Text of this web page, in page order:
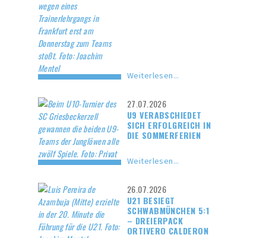
Weiterlesen...
27.07.2026
U9 VERABSCHIEDET
SICH ERFOLGREICH IN
DIE SOMMERFERIEN
Weiterlesen...
26.07.2026
U21 BESIEGT
SCHWABMÜNCHEN 5:1
– DREIERPACK
ORTIVERO CALDERON